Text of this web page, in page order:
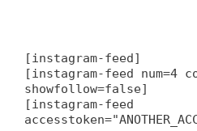
[instagram-feed]
[instagram-feed num=4
showfollow=false]
[instagram-feed